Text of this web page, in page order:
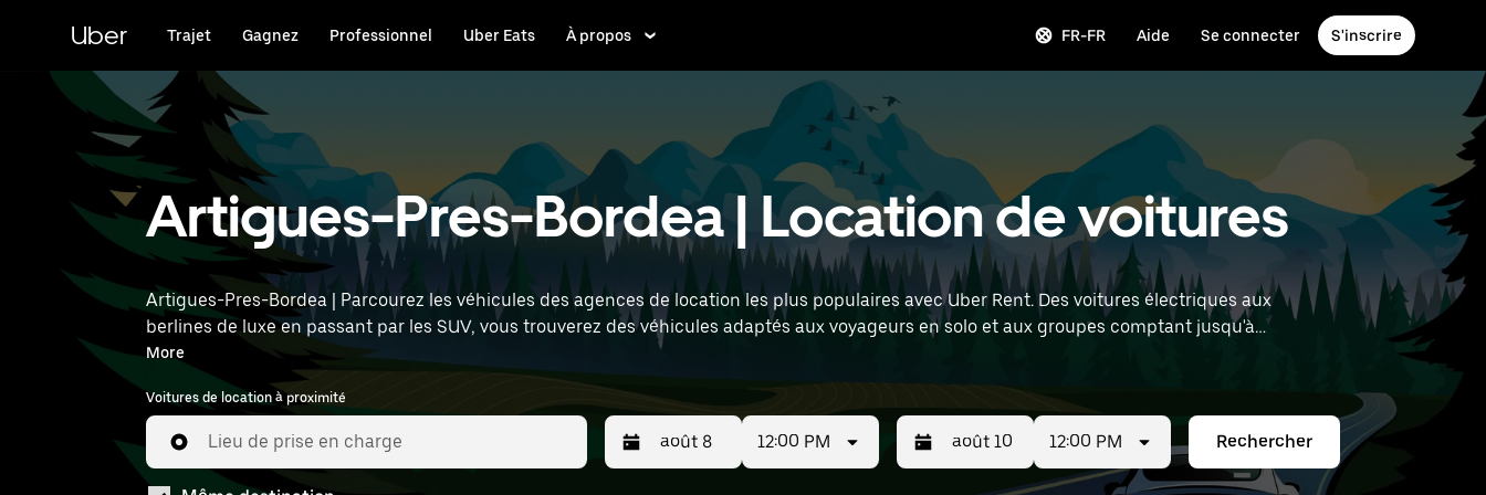
principal
Uber Trajet Gagnez Professionnel Uber Eats À propos FR-FR Aide Se connecter S'inscrire
Artigues-Pres-Bordea | Location de voitures
Artigues-Pres-Bordea | Parcourez les véhicules des agences de location les plus populaires avec Uber Rent. Des voitures électriques aux
berlines de luxe en passant par les SUV, vous trouverez des véhicules adaptés aux voyageurs en solo et aux groupes comptant jusqu'à
sept personnes. Saisissez l'heure et l'emplacement (par exemple : Bordeaux–Mérignac Airport) pour trouver des voitures de location à proximité.
More
Voitures de location à proximité
Lieu de prise en charge 12:00 PM 12:00 PM Rechercher